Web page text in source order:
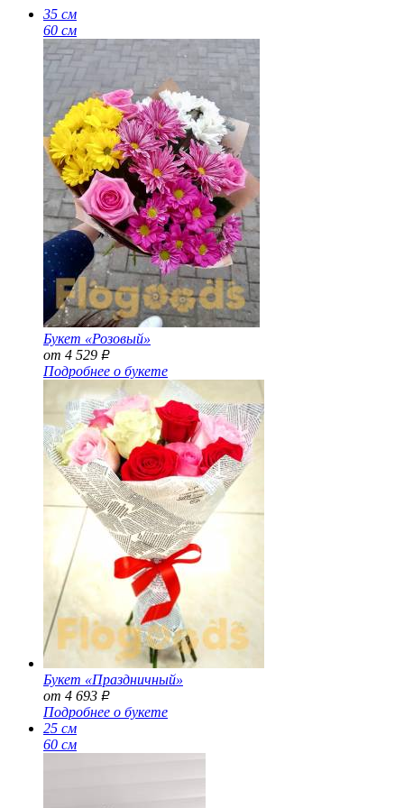
35 см
60 см
Букет «Розовый»
от 4 529 Р
Подробнее о букете
Букет «Праздничный»
от 4 693 Р
Подробнее о букете
25 см
60 см